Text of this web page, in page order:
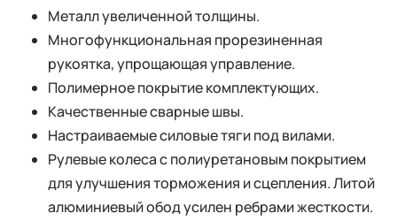
Металл увеличенной толщины.
Многофункциональная прорезиненная
рукоятка, упрощающая управление.
Полимерное покрытие комплектующих.
Качественные сварные швы.
Настраиваемые силовые тяги под вилами.
Рулевые колеса с полиуретановым покрытием
для улучшения торможения и сцепления. Литой
алюминиевый обод усилен ребрами жесткости.